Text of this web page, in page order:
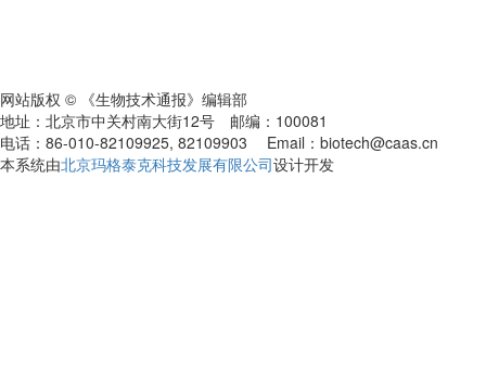
网站版权 © 《生物技术通报》编辑部
地址：北京市中关村南大街12号 邮编：100081
电话：86-010-82109925, 82109903 Email：biotech@caas.cn
本系统由北京玛格泰克科技发展有限公司设计开发